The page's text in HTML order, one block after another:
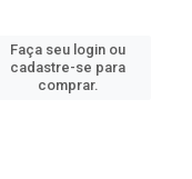
Faça seu login ou
cadastre-se para
comprar.